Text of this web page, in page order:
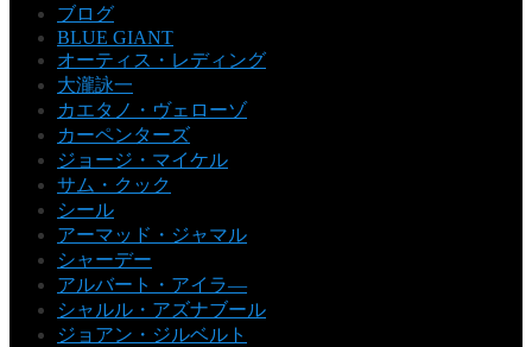
ブログ
BLUE GIANT
オーティス・レディング
大瀧詠一
カエタノ・ヴェローゾ
カーペンターズ
ジョージ・マイケル
サム・クック
シール
アーマッド・ジャマル
シャーデー
アルバート・アイラ―
シャルル・アズナブール
ジョアン・ジルベルト